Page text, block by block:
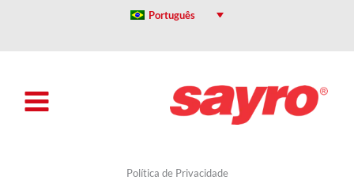
Português
Política de Privacidade